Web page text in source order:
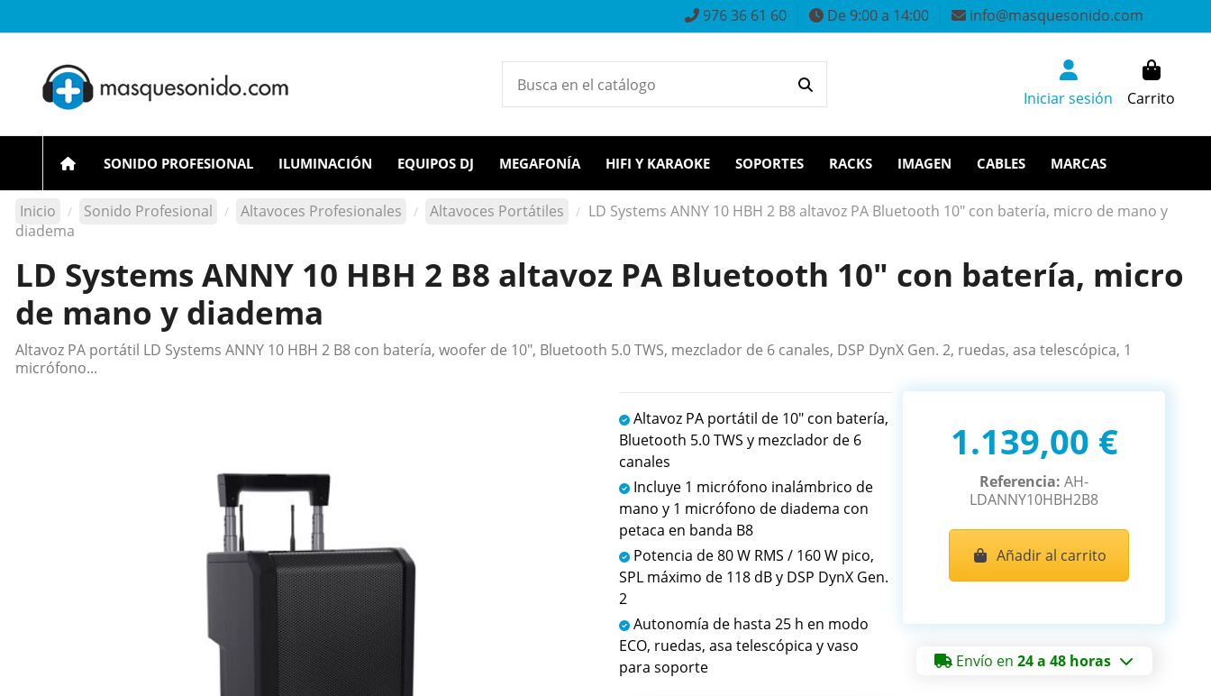
976 36 61 60 De 9:00 a 14:00 info@masquesonido.com
Iniciar sesión Carrito
SONIDO PROFESIONAL ILUMINACIÓN EQUIPOS DJ MEGAFONÍA HIFI Y KARAOKE SOPORTES RACKS IMAGEN CABLES MARCAS
Inicio Sonido Profesional Altavoces Profesionales Altavoces Portátiles
LD Systems ANNY 10 HBH 2 B8 altavoz PA Bluetooth 10" con batería, micro de mano y
diadema
LD Systems ANNY 10 HBH 2 B8 altavoz PA Bluetooth 10" con batería, micro
de mano y diadema
Altavoz PA portátil LD Systems ANNY 10 HBH 2 B8 con batería, woofer de 10", Bluetooth 5.0 TWS, mezclador de 6 canales, DSP DynX Gen. 2, ruedas, asa telescópica, 1
micrófono...
Altavoz PA portátil de 10" con batería,
Bluetooth 5.0 TWS y mezclador de 6
canales
Incluye 1 micrófono inalámbrico de
mano y 1 micrófono de diadema con
petaca en banda B8
Potencia de 80 W RMS / 160 W pico,
SPL máximo de 118 dB y DSP DynX Gen.
2
Autonomía de hasta 25 h en modo
ECO, ruedas, asa telescópica y vaso
para soporte
1.139,00 €
Referencia: AH-
LDANNY10HBH2B8
Añadir al carrito
Envío en24 a 48 horas